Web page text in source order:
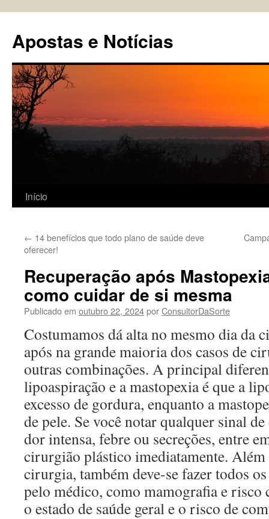
conteúdo
Apostas e Notícias
Início
← 14 benefícios que todo plano de saúde deve
oferecer!
Recuperação após
como cuidar de si mesma
Publicado em outubro 22, 2024porConsultorDaSorte
Costumamos dá alta no mesmo dia da
após na grande maioria dos casos de
outras combinações. A principal
lipoaspiração e a mastopexia é que a
excesso de gordura, enquanto a
de pele. Se você notar qualquer sinal
dor intensa, febre ou secreções, entre
cirurgião plástico imediatamente. Além
cirurgia, também deve-se fazer todos
pelo médico, como mamografia e
o estado de saúde geral e o risco de